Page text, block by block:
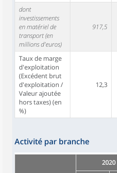
dont
investissements
en matériel de
transport (en
millions d'euros)
917,5
Taux de marge
d'exploitation
(Excédent brut
d'exploitation /
Valeur ajoutée
hors taxes) (en
%)
12,3
Activité par branche
2020